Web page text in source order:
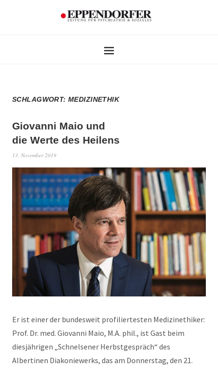
SCHLAGWORT:MEDIZINETHIK
Giovanni Maio und
die Werte des Heilens
13. November 2019
Er ist einer der bundesweit profiliertesten Medizinethiker:
Prof. Dr. med. Giovanni Maio, M.A. phil., ist Gast beim
diesjährigen „Schnelsener Herbstgespräch“ des
Albertinen Diakoniewerks, das am Donnerstag, den 21.